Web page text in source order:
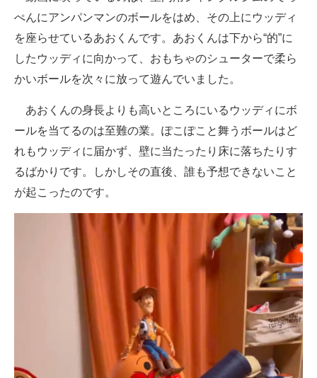
ぺんにアンパンマンのボールをはめ、その上にウッディ
を座らせているあおくんです。あおくんは下から“的”に
したウッディに向かって、おもちゃのシューターで柔ら
かいボールを次々に放って遊んでいました。
あおくんの身長よりも高いところにいるウッディにボ
ールを当てるのは至難の業。ぽこぽこと舞うボールはど
れもウッディに届かず、壁に当たったり床に落ちたりす
るばかりです。しかしその直後、誰も予想できないこと
が起こったのです。